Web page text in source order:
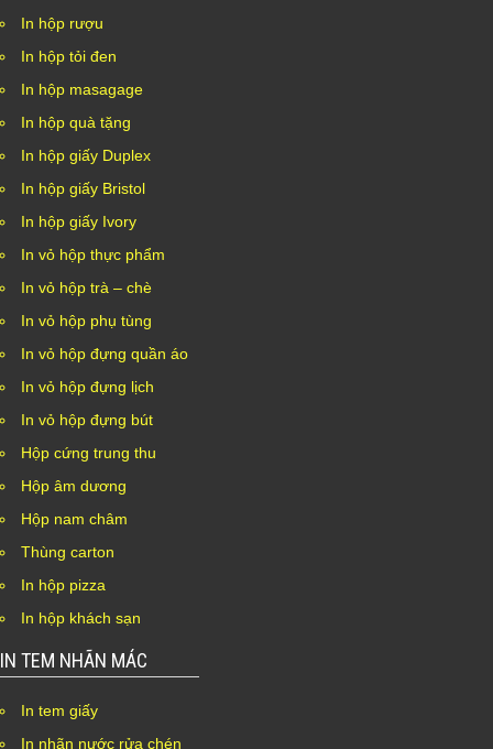
In hộp rượu
In hộp tỏi đen
In hộp masagage
In hộp quà tặng
In hộp giấy Duplex
In hộp giấy Bristol
In hộp giấy Ivory
In vỏ hộp thực phẩm
In vỏ hộp trà – chè
In vỏ hộp phụ tùng
In vỏ hộp đựng quần áo
In vỏ hộp đựng lịch
In vỏ hộp đựng bút
Hộp cứng trung thu
Hộp âm dương
Hộp nam châm
Thùng carton
In hộp pizza
In hộp khách sạn
IN TEM NHÃN MÁC
In tem giấy
In nhãn nước rửa chén